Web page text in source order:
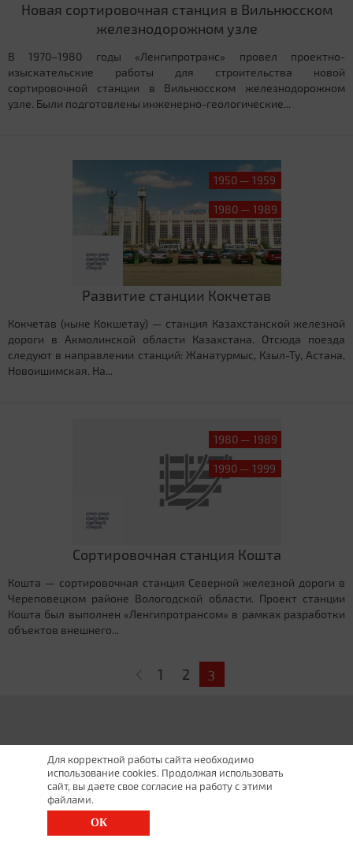
Новая сортировочная станция в Вильнюсском
железнодорожном узле
В 1970–1980 годы «Ленгипротранс» провел проектно-
изыскательские работы для строительства новой
сортировочной станции в Вильнюсском железнодорожном
узле. Были подготовлены инженерно-геологические...
1950 — 1959
1980 — 1989
Развитие станции Кокчетав
Кокчетав (ныне Кокшетау) — станция Казахстанской железной
дороги в Акмолинской области Казахстана. Отсюда поезда
следуют в направлении станций: Жанатурмыс, Кзыл-Ту, Астана,
Новоишимская. На...
1980 — 1989
1990 — 1999
Сортировочная станция Кошта
Кошта — сортировочная станция Северной железной дороги в
Череповецком районе Вологодской области. Проект станции
Кошта был выполнен «Ленгипротрансом» в рамках разработки
объектов внешнего...
1 2 3
Для корректной работы сайта необходимо
использование cookies. Продолжая использовать
сайт, вы даете свое согласие на работу с этими
файлами.
ОК